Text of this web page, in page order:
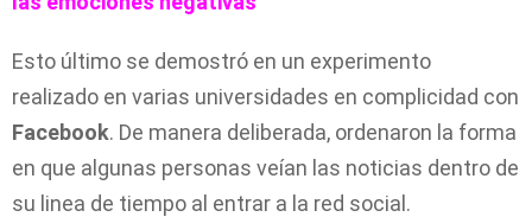
Esto último se demostró en un experimento
realizado en varias universidades en complicidad con
Facebook. De manera deliberada, ordenaron la forma
en que algunas personas veían las noticias dentro de
su linea de tiempo al entrar a la red social.